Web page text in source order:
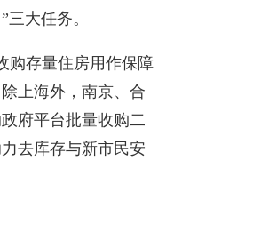
三大任务。
购存量住房用作保障
上海外，南京、合
府平台批量收购二
去库存与新市民安